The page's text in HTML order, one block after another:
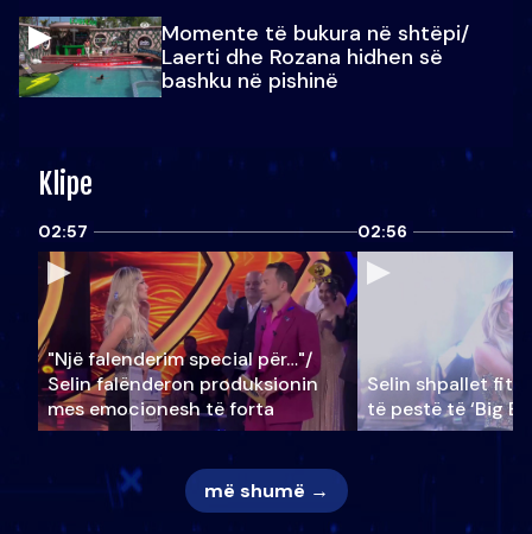
Momente të bukura në shtëpi/
Laerti dhe Rozana hidhen së
bashku në pishinë
Klipe
02:57
"Një falenderim special për…"/
Selin falënderon produksionin
mes emocionesh të forta
02:56
Selin shpallet
të pestë të ‘Big
më shumë →